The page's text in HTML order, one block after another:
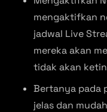
mengaktifkan
jadwal Live
mereka akan
tidak akan
Bertanya pada
jelas dan